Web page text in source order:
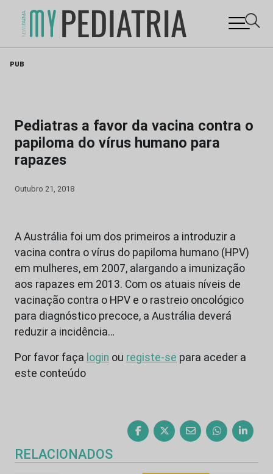
PUB
Pediatras a favor da vacina contra o
papiloma do vírus humano para
rapazes
Outubro 21, 2018
A Austrália foi um dos primeiros a introduzir a
vacina contra o vírus do papiloma humano (HPV)
em mulheres, em 2007, alargando a imunização
aos rapazes em 2013. Com os atuais níveis de
vacinação contra o HPV e o rastreio oncológico
para diagnóstico precoce, a Austrália deverá
reduzir a incidência…
Por favor faça login ou registe-se para aceder a
este conteúdo
RELACIONADOS